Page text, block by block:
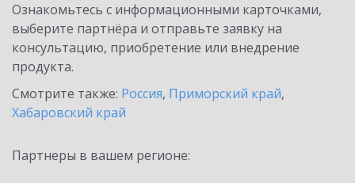
Ознакомьтесь с информационными карточками,
выберите партнёра и отправьте заявку на
консультацию, приобретение или внедрение
продукта.
Смотрите также: Россия, Приморский край,
Хабаровский край
Партнеры в вашем регионе: